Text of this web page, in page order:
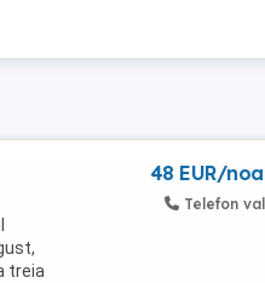
treia
48 EUR/
Telefon